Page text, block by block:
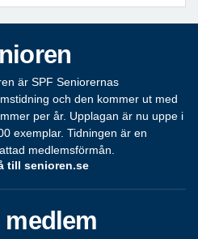
är SPF Seniorernas
och den kommer ut med
per år. Upplagan är nu uppe i
exemplar. Tidningen är en
medlemsförmån.
till senioren.se